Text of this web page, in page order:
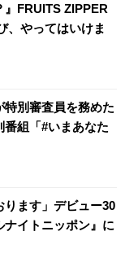
』FRUITS ZIPPER
、やってはいけま
別審査員を務めた
番組「#いまあなた
ります」デビュー30
ナイトニッポン』に